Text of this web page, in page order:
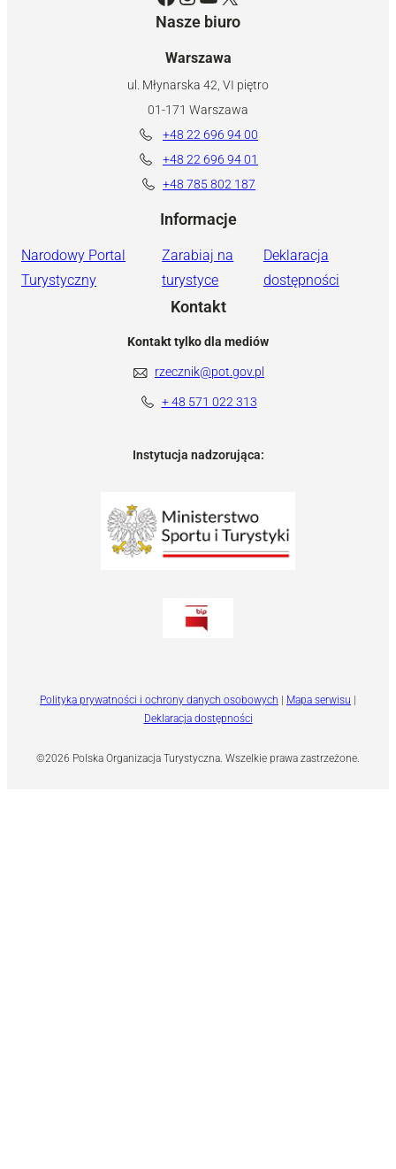
Nasze biuro
Warszawa
ul. Młynarska 42, VI piętro
01-171 Warszawa
+48 22 696 94 00
+48 22 696 94 01
+48 785 802 187
Informacje
Narodowy Portal
Turystyczny
Zarabiaj na
turystyce
Deklaracja
dostępności
Kontakt
Kontakt tylko dla mediów
rzecznik@pot.gov.pl
+ 48 571 022 313
Instytucja nadzorująca:
©2026 Polska Organizacja Turystyczna. Wszelkie prawa zastrzeżone.
Polityka prywatności i ochrony danych osobowych | Mapa serwisu |
Deklaracja dostępności